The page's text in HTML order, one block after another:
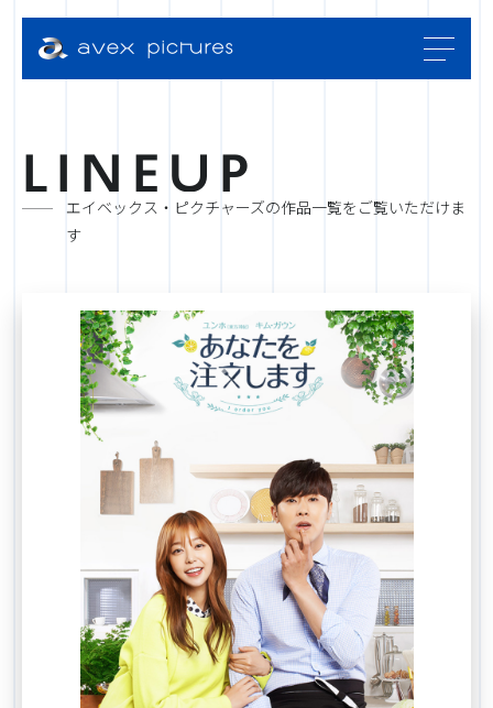
N E P
エイベックス・ピクチャーズの作品一覧をご覧いただけま
す